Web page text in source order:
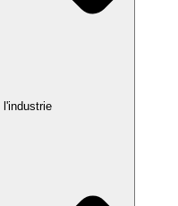
l'industrie